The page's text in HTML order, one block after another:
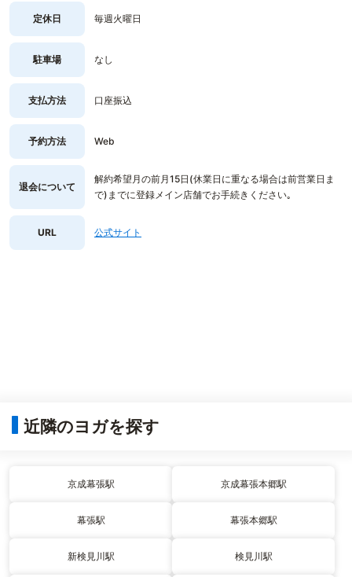
定休日 毎週火曜日
駐車場 なし
支払方法 口座振込
予約方法 Web
退会について
解約希望月の前月15日(休業日に重なる場合は前営業日ま
で)までに登録メイン店舗でお手続きください｡
URL 公式サイト
近隣のヨガを探す
京成幕張駅 京成幕張本郷駅
幕張駅 幕張本郷駅
新検見川駅 検見川駅